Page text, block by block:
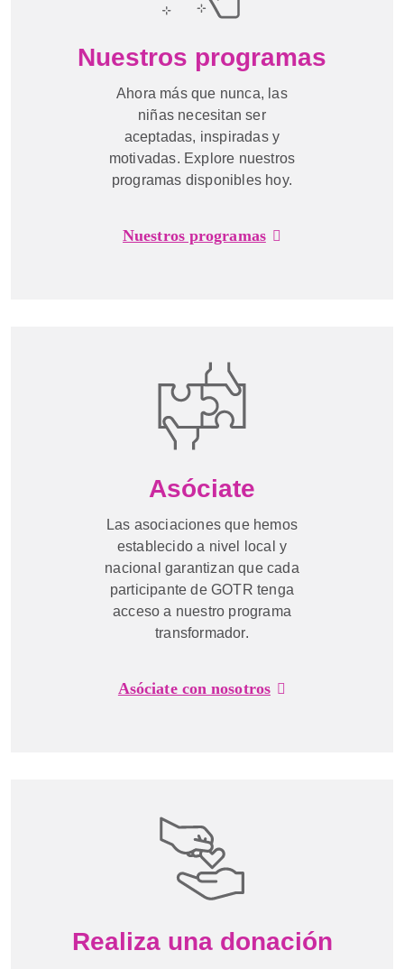
Nuestros programas
Ahora más que nunca, las
niñas necesitan ser
aceptadas, inspiradas y
motivadas. Explore nuestros
programas disponibles hoy.
Nuestros programas
Asóciate
Las asociaciones que hemos
establecido a nivel local y
nacional garantizan que cada
participante de GOTR tenga
acceso a nuestro programa
transformador.
Asóciate con nosotros
Realiza una donación